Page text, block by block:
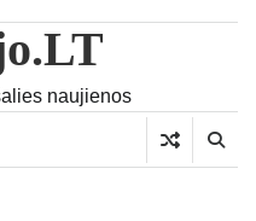
naujienos